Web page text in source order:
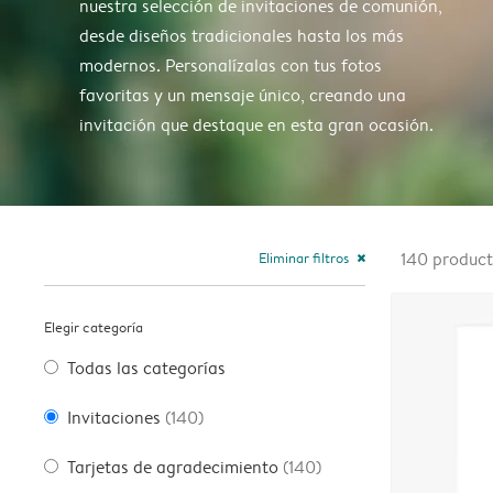
nuestra selección de invitaciones de comunión,
desde diseños tradicionales hasta los más
modernos. Personalízalas con tus fotos
favoritas y un mensaje único, creando una
invitación que destaque en esta gran ocasión.
Eliminar filtros close
Elegir categoría
Todas las categorías
Invitaciones (140)
Tarjetas de agradecimiento (140)
140